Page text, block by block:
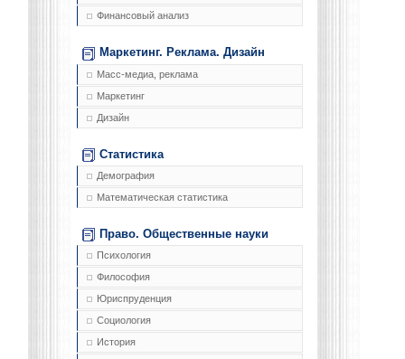
Финансовый анализ
Маркетинг. Реклама. Дизайн
Масс-медиа, реклама
Маркетинг
Дизайн
Статистика
Демография
Математическая статистика
Право. Общественные науки
Психология
Философия
Юриспруденция
Социология
История